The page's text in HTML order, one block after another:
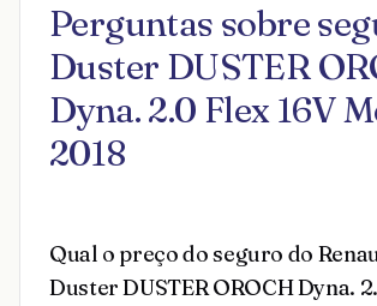
Perguntas sobre
Duster DUSTER
Dyna. 2.0 Flex 16V
2018
Qual o preço do seguro do
Duster DUSTER OROCH Dyna.